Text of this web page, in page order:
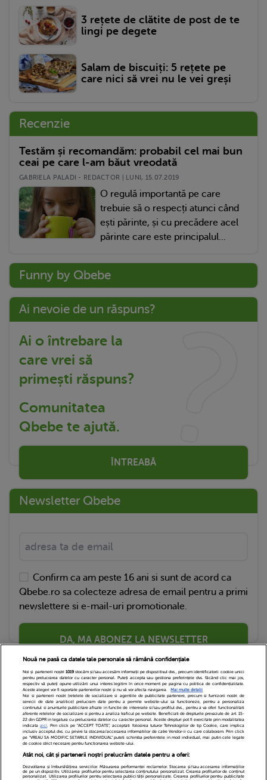
3 rețete de clătite de post de te
lingi pe degete
Salam de biscuiți: 5 rețete pe
care nici să vrei nu le vei greși
Recenzie
Testăm și recomandăm: probabil cel mai bun
ceai pe care l-am băut vreodată
GABRIELA PALADI - REDACTOR | LUNI, 15.07.2019
O regulă importantă pe care
trebuie să o respecți atunci când
ești părinte, și cu precădere acel
părinte care este principalul...
Funny by Qbebe
Ai nevoie de un răspuns?
Ai o întrebare la
care vrei să
primești răspuns?
Comunitatea
Qbebe te ajută.
ÎNTREABĂ
Newsletter Qbebe
Confirm ca am peste 16 ani si sunt de acord ca
Qbebe.ro sa colecteze adresa de email pentru a primi
newslettere si e-mail-uri promotionale.
DA, MA ABONEZ LA NEWSLETTER
Echipa Editoriala Newsletter
Contact
Cariere
Cookies
Politica de confidentialitate
DivaHair Cosmetics
Despre noi
Nouă ne pasă ca datele tale personale să rămână confidențiale
Noi și partenerii noștri 1019stocăm și/sau accesăm informații pe dispozitivul dvs., precum identificatorii cookie unici
pentru prelucrarea datelor cu caracter personal. Puteți accepta sau gestiona preferințele dvs. făcând clic mai jos,
respectiv vă puteți opune utilizării unui interes legitim în orice moment pe pagina cu politica de confidențialitate.
Aceste alegeri vor fi raportate partenerilor noștri și nu vă vor afecta navigarea.
Mai multe detalii
Noi si partenerii nostri (retelele de socializare si agentiile de publicitate partenere, precum si furnizorii nostri de
servicii de date analitice) prelucram date pentru a permite website-ului sa functioneze, pentru a personaliza
continutul si anunturile publicitare afisate in functie de interesele si/sau profilul dvs., pentru a va oferi functionalitati
aferente retelelor de socializare si pentru a analiza traficul pe website. Beneficiati de drepturile prevazute de art. 15-
22 din GDPR in legatura cu prelucrarea datelor cu caracter personal. Aceste drepturi pot fi exercitate prin modalitatea
indicataaici. Prin click pe “ACCEPT TOATE”, acceptati folosirea tuturor Tehnologiilor de tip Cookie, care implica
inclusiv acceptul dvs. cu privire la stocarea/accesarea informatiilor de catre Vendor-ii cu care colaboram. Prin click
pe “VREAU SA MODIFIC SETARILE INDIVIDUAL” puteti schimba preferintele in mod individual, mai putin cele legate
de cookie strict necesare pentru functionarea website-ului.
Atât noi, cât și partenerii noștri prelucrăm datele pentru a oferi:
Dezvoltarea și îmbunătățirea serviciilor. Măsurarea performanței reclamelor. Stocarea și/sau accesarea informațiilor
de pe un dispozitiv. Utilizarea profilurilor pentru selectarea conținutului personalizat. Crearea profilurilor de conținut
personalizat. Utilizarea profilurilor pentru selectarea publicității personalizate. Crearea profilurilor pentru publicitate